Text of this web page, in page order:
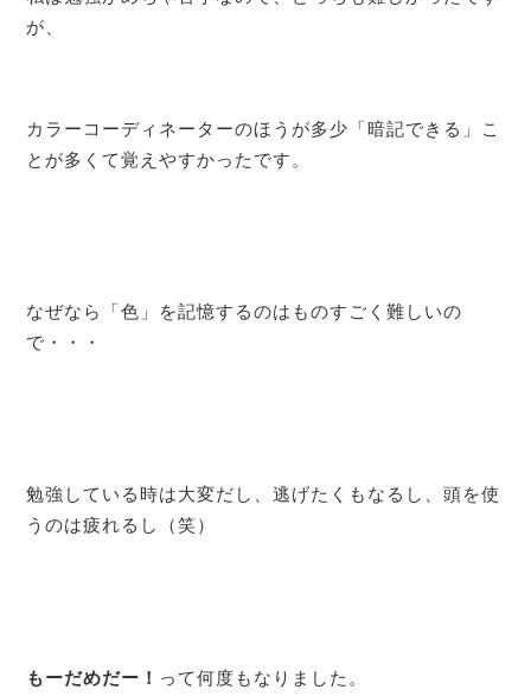
が、
カラーコーディネーターのほうが多少「暗記できる」こ
とが多くて覚えやすかったです。
なぜなら「色」を記憶するのはものすごく難しいの
で・・・
勉強している時は大変だし、逃げたくもなるし、頭を使
うのは疲れるし（笑）
もーだめだー！ って何度もなりました。